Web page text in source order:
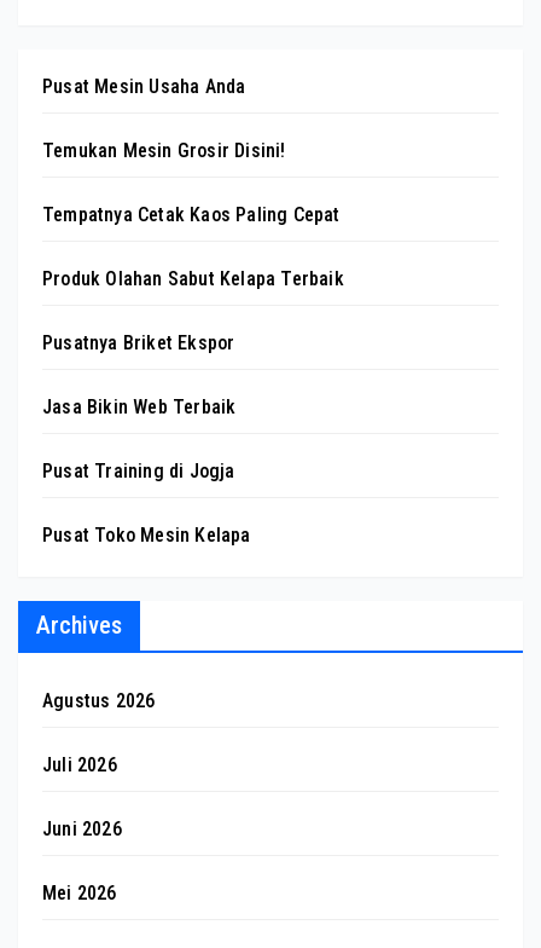
Pusat Mesin Usaha Anda
Temukan Mesin Grosir Disini!
Tempatnya Cetak Kaos Paling Cepat
Produk Olahan Sabut Kelapa Terbaik
Pusatnya Briket Ekspor
Jasa Bikin Web Terbaik
Pusat Training di Jogja
Pusat Toko Mesin Kelapa
Archives
Agustus 2026
Juli 2026
Juni 2026
Mei 2026